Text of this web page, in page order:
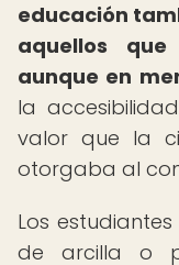
educación
aquellos
aunque en
la
valor que la
otorgaba al
Los
de arcilla o